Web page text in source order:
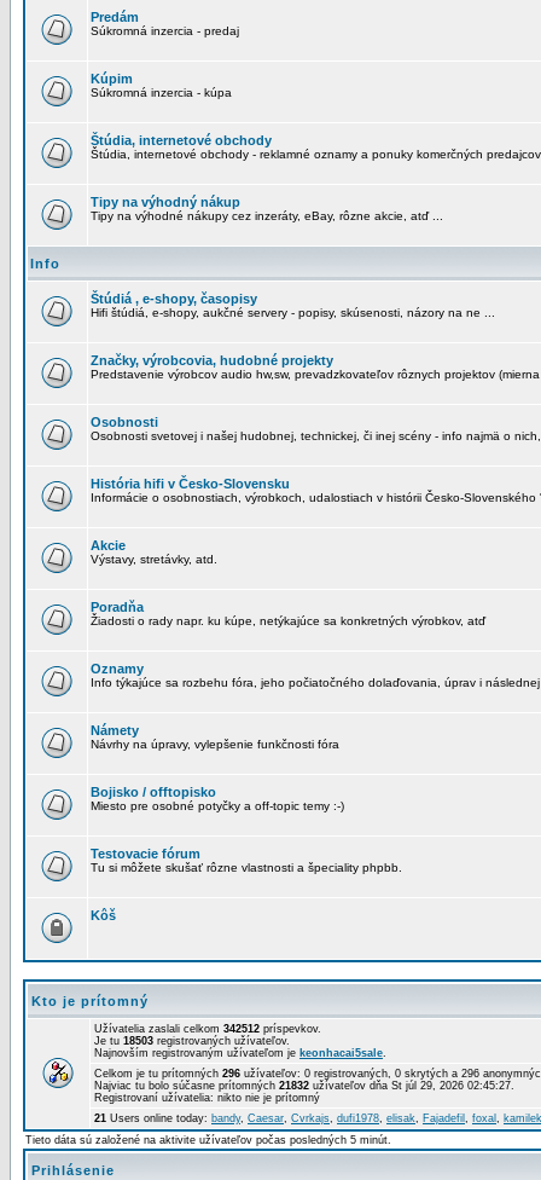
Predám
Súkromná inzercia - predaj
Kúpim
Súkromná inzercia - kúpa
Štúdia, internetové obchody
Štúdia, internetové obchody - reklamné oznamy a ponuky komerčných predajcov
Tipy na výhodný nákup
Tipy na výhodné nákupy cez inzeráty, eBay, rôzne akcie, atď ...
Info
Štúdiá , e-shopy, časopisy
Hifi štúdiá, e-shopy, aukčné servery - popisy, skúsenosti, názory na ne ...
Značky, výrobcovia, hudobné projekty
Predstavenie výrobcov audio hw,sw, prevadzkovateľov rôznych projektov
Osobnosti
Osobnosti svetovej i našej hudobnej, technickej, či inej scény - info najmä o
História hifi v Česko-Slovensku
Informácie o osobnostiach, výrobkoch, udalostiach v histórii Česko-Slovenského
Akcie
Výstavy, stretávky, atd.
Poradňa
Žiadosti o rady napr. ku kúpe, netýkajúce sa konkretných výrobkov, atď
Oznamy
Info týkajúce sa rozbehu fóra, jeho počiatočného dolaďovania, úprav i
Námety
Návrhy na úpravy, vylepšenie funkčnosti fóra
Bojisko / offtopisko
Miesto pre osobné potyčky a off-topic temy :-)
Testovacie fórum
Tu si môžete skušať rôzne vlastnosti a špeciality phpbb.
Kôš
Kto je prítomný
Užívatelia zaslali celkom 342512 príspevkov.
Je tu 18503 registrovaných užívateľov.
Najnovším registrovaným užívateľom je keonhacai5sale.
Celkom je tu prítomných 296 užívateľov: 0 registrovaných, 0 skrytých a 296
Najviac tu bolo súčasne prítomných 21832 užívateľov dňa St júl 29, 2026 02:45:27.
Registrovaní užívatelia: nikto nie je prítomný
21 Users online today: bandy, Caesar, Cvrkajs, dufi1978, elisak, Fajadefil , foxal ,
Tieto dáta sú založené na aktivite užívateľov počas posledných 5 minút.
Prihlásenie